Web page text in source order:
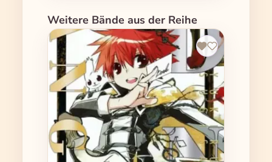
Produktgalerie überspringen
Weitere Bände aus der Reihe